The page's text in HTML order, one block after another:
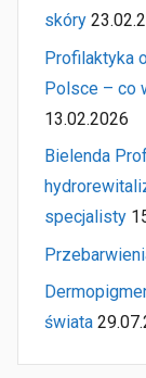
skóry
Profilaktyka
Polsce – co
13.02.2026
Bielenda
specjalisty
świata